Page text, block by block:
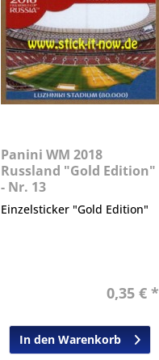
Panini WM 2018
Russland "Gold Edition"
- Nr. 13
Einzelsticker "Gold Edition"
0,35 € *
In den Warenkorb